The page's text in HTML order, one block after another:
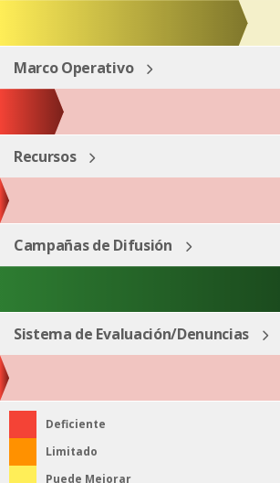
Marco Operativo
Recursos
Campañas de Difusión
Sistema de Evaluación/Denuncias
Deficiente
Limitado
Puede Mejorar